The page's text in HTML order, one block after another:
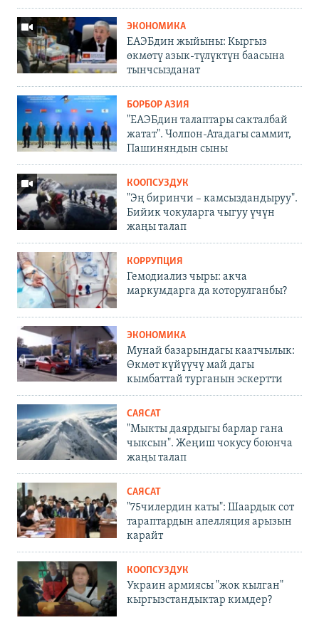
ЭКОНОМИКА
ЕАЭБдин жыйыны: Кыргыз
өкмөтү азык-түлүктүн баасына
тынчсызданат
БОРБОР АЗИЯ
"ЕАЭБдин талаптары сакталбай
жатат". Чолпон-Атадагы саммит,
Пашиняндын сыны
КООПСУЗДУК
"Эң биринчи – камсыздандыруу".
Бийик чокуларга чыгуу үчүн
жаңы талап
КОРРУПЦИЯ
Гемодиализ чыры: акча
маркумдарга да которулганбы?
ЭКОНОМИКА
Мунай базарындагы каатчылык:
Өкмөт күйүүчү май дагы
кымбаттай турганын эскертти
САЯСАТ
"Мыкты даярдыгы барлар гана
чыксын". Жеңиш чокусу боюнча
жаңы талап
САЯСАТ
"75чилердин каты": Шаардык сот
тараптардын апелляция арызын
карайт
КООПСУЗДУК
Украин армиясы "жок кылган"
кыргызстандыктар кимдер?